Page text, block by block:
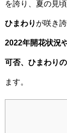
を誇り、夏の見
ひまわり が咲き
2022年開花状況
可否、ひまわり
ます。